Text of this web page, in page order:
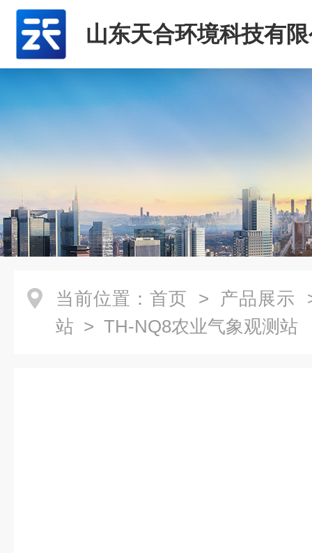
山东天合环境科技有
当前位置： 首页 > 产品展示
站 > TH-NQ8农业气象观测站